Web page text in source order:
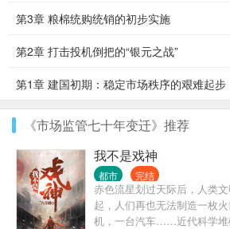
第3章 粮棉统购统销的初步实施
第2章 打击投机倒把的“银元之战”
第1章 建国初期：稳定市场秩序的艰难起步
《市场监管七十年变迁》推荐
我不是戏神
都市 完结
赤色流星划过天际后，人类
起，人们再也无法制造一枚
机，一台汽车……近代科学堆